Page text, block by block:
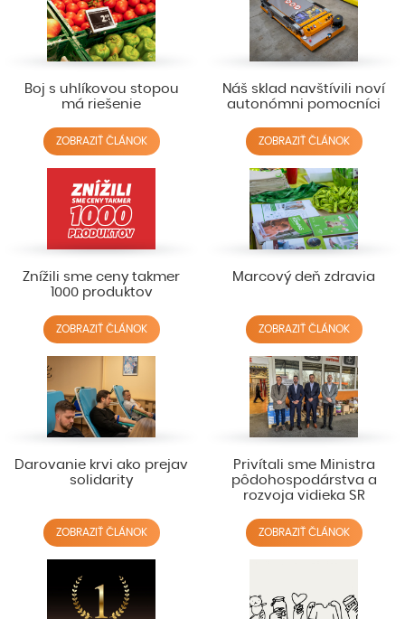
Boj s uhlíkovou stopou
má riešenie
ZOBRAZIŤ ČLÁNOK
Náš sklad navštívili noví
autonómni pomocníci
ZOBRAZIŤ ČLÁNOK
Znížili sme ceny takmer
1000 produktov
ZOBRAZIŤ ČLÁNOK
Marcový deň zdravia
ZOBRAZIŤ ČLÁNOK
Darovanie krvi ako prejav
solidarity
ZOBRAZIŤ ČLÁNOK
Privítali sme Ministra
pôdohospodárstva a
rozvoja vidieka SR
ZOBRAZIŤ ČLÁNOK